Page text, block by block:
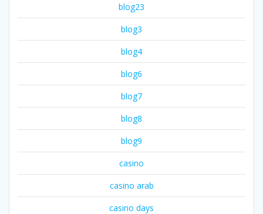
blog23
blog3
blog4
blog6
blog7
blog8
blog9
casino
casino arab
casino days